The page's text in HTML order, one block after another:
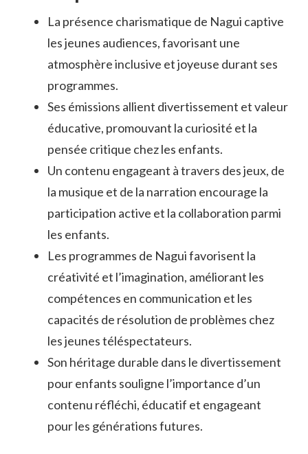
La présence charismatique de Nagui captive
les jeunes audiences, favorisant une
atmosphère inclusive et joyeuse durant ses
programmes.
Ses émissions allient divertissement et valeur
éducative, promouvant la curiosité et la
pensée critique chez les enfants.
Un contenu engageant à travers des jeux, de
la musique et de la narration encourage la
participation active et la collaboration parmi
les enfants.
Les programmes de Nagui favorisent la
créativité et l’imagination, améliorant les
compétences en communication et les
capacités de résolution de problèmes chez
les jeunes téléspectateurs.
Son héritage durable dans le divertissement
pour enfants souligne l’importance d’un
contenu réfléchi, éducatif et engageant
pour les générations futures.